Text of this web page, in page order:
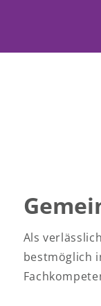
Als
bestmöglich